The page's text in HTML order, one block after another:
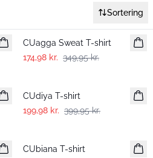
Sortering
CUagga Sweat T-shirt
174,98 kr. 349,95 kr.
CUdiya T-shirt
199,98 kr. 399,95 kr.
CUbiana T-shirt